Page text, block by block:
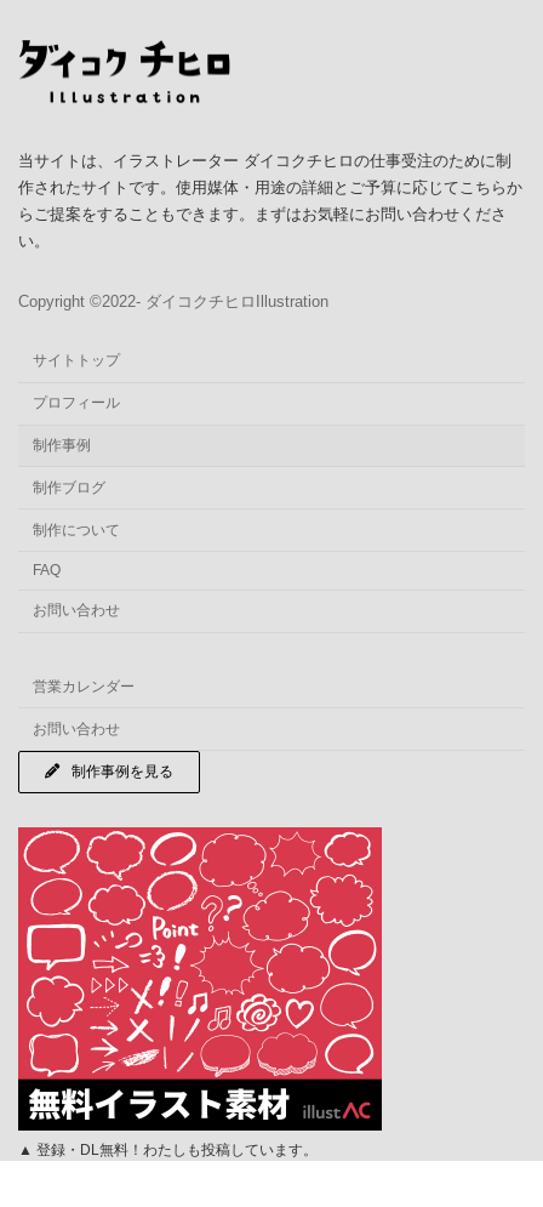
当サイトは、イラストレーター ダイコクチヒロの仕事受注のために制
作されたサイトです。使用媒体・用途の詳細とご予算に応じてこちらか
らご提案をすることもできます。まずはお気軽にお問い合わせくださ
い。
Copyright ©︎2022- ダイコクチヒロIllustration
サイトトップ
プロフィール
制作事例
制作ブログ
制作について
FAQ
お問い合わせ
営業カレンダー
お問い合わせ
制作事例を見る
▲ 登録・DL無料！わたしも投稿しています。